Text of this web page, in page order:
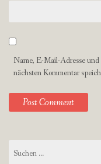
Name, E-Mail-Adresse
nächsten Kommentar
nach: